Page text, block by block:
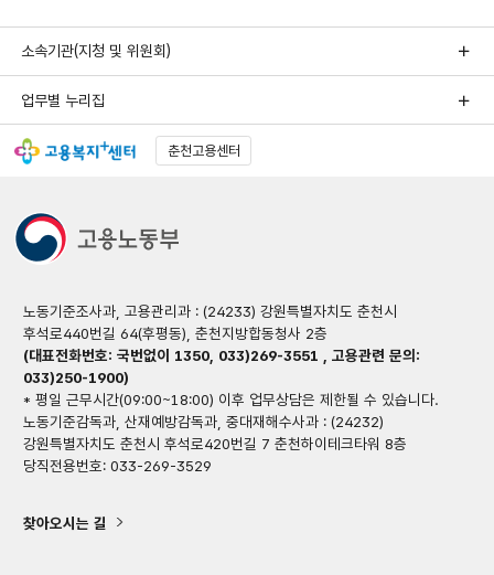
소속기관(지청 및 위원회)
업무별 누리집
춘천고용센터
노동기준조사과, 고용관리과 : (24233) 강원특별자치도 춘천시
후석로440번길 64(후평동), 춘천지방합동청사 2층
(대표전화번호: 국번없이 1350, 033)269-3551 , 고용관련 문의:
033)250-1900)
* 평일 근무시간(09:00~18:00) 이후 업무상담은 제한될 수 있습니다.
노동기준감독과, 산재예방감독과, 중대재해수사과 : (24232)
강원특별자치도 춘천시 후석로420번길 7 춘천하이테크타워 8층
당직전용번호: 033-269-3529
찾아오시는 길